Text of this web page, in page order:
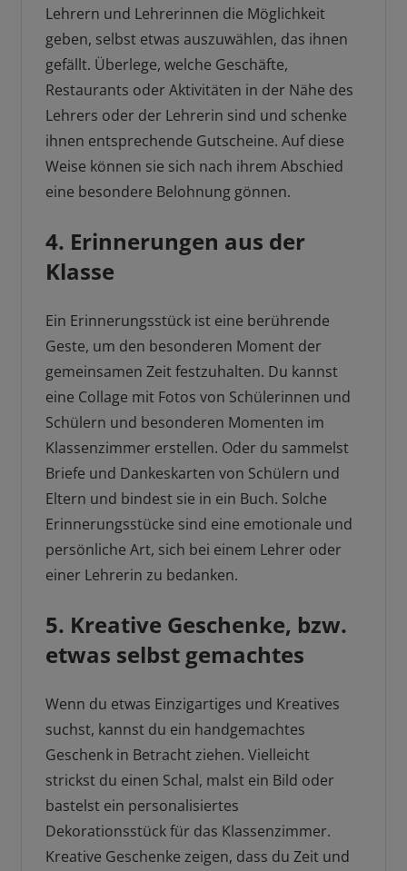
Lehrern und Lehrerinnen die Möglichkeit
geben, selbst etwas auszuwählen, das ihnen
gefällt. Überlege, welche Geschäfte,
Restaurants oder Aktivitäten in der Nähe des
Lehrers oder der Lehrerin sind und schenke
ihnen entsprechende Gutscheine. Auf diese
Weise können sie sich nach ihrem Abschied
eine besondere Belohnung gönnen.
4. Erinnerungen aus der
Klasse
Ein Erinnerungsstück ist eine berührende
Geste, um den besonderen Moment der
gemeinsamen Zeit festzuhalten. Du kannst
eine Collage mit Fotos von Schülerinnen und
Schülern und besonderen Momenten im
Klassenzimmer erstellen. Oder du sammelst
Briefe und Dankeskarten von Schülern und
Eltern und bindest sie in ein Buch. Solche
Erinnerungsstücke sind eine emotionale und
persönliche Art, sich bei einem Lehrer oder
einer Lehrerin zu bedanken.
5. Kreative Geschenke, bzw.
etwas selbst gemachtes
Wenn du etwas Einzigartiges und Kreatives
suchst, kannst du ein handgemachtes
Geschenk in Betracht ziehen. Vielleicht
strickst du einen Schal, malst ein Bild oder
bastelst ein personalisiertes
Dekorationsstück für das Klassenzimmer.
Kreative Geschenke zeigen, dass du Zeit und